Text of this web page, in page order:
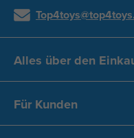
Alles über den
Für Kunden